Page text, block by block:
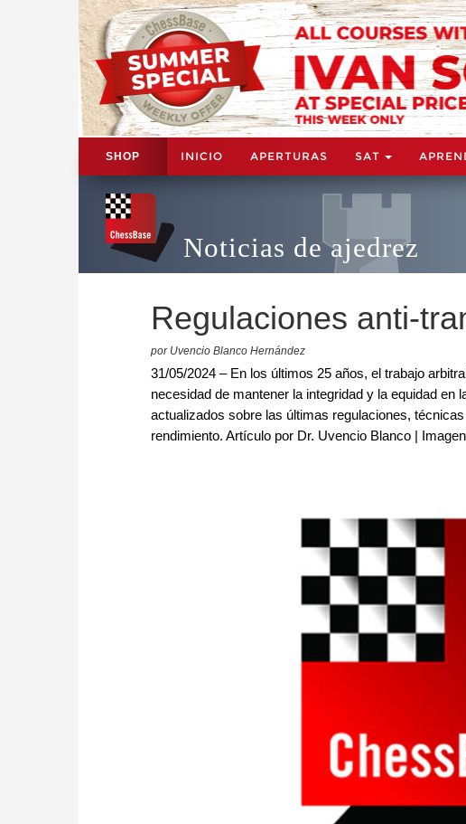
SHOP INICIO APERTURAS SAT
Noticias de ajedrez
Regulaciones anti-
por Uvencio Blanco Hernández
31/05/2024 – En los últimos 25 años, el trabajo
necesidad de mantener la integridad y la equidad
actualizados sobre las últimas regulaciones,
rendimiento. Artículo por Dr. Uvencio Blanco |